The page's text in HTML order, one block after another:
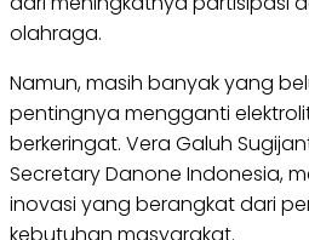
olahraga.
Namun, masih banyak yang
pentingnya mengganti
berkeringat. Vera Galuh
Secretary Danone Indonesia,
inovasi yang berangkat dari